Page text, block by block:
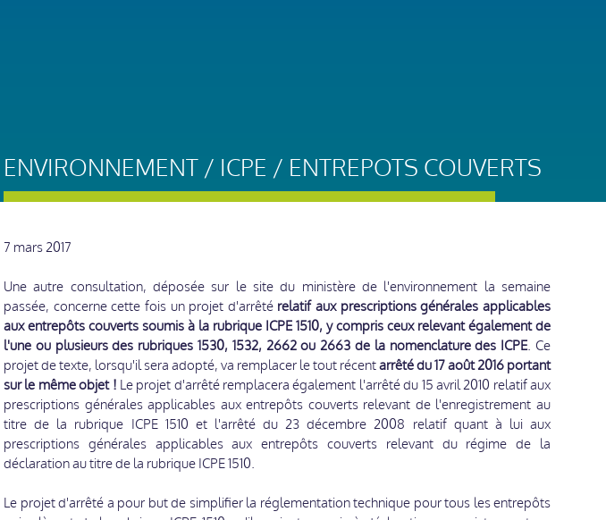
ENVIRONNEMENT / ICPE / ENTREPOTS COUVERTS
7 mars 2017
Une autre consultation, déposée sur le site du ministère de l'environnement la semaine
passée, concerne cette fois un projet d'arrêté relatif aux prescriptions générales applicables
aux entrepôts couverts soumis à la rubrique ICPE 1510, y compris ceux relevant également de
l'une ou plusieurs des rubriques 1530, 1532, 2662 ou 2663 de la nomenclature des ICPE. Ce
projet de texte, lorsqu'il sera adopté, va remplacer le tout récentarrêté du 17 août 2016 portant
sur le même objet ! Le projet d'arrêté remplacera également l'arrêté du 15 avril 2010 relatif aux
prescriptions générales applicables aux entrepôts couverts relevant de l'enregistrement au
titre de la rubrique ICPE 1510 et l'arrêté du 23 décembre 2008 relatif quant à lui aux
prescriptions générales applicables aux entrepôts couverts relevant du régime de la
déclaration au titre de la rubrique ICPE 1510.
Le projet d'arrêté a pour but de simplifier la réglementation technique pour tous les entrepôts